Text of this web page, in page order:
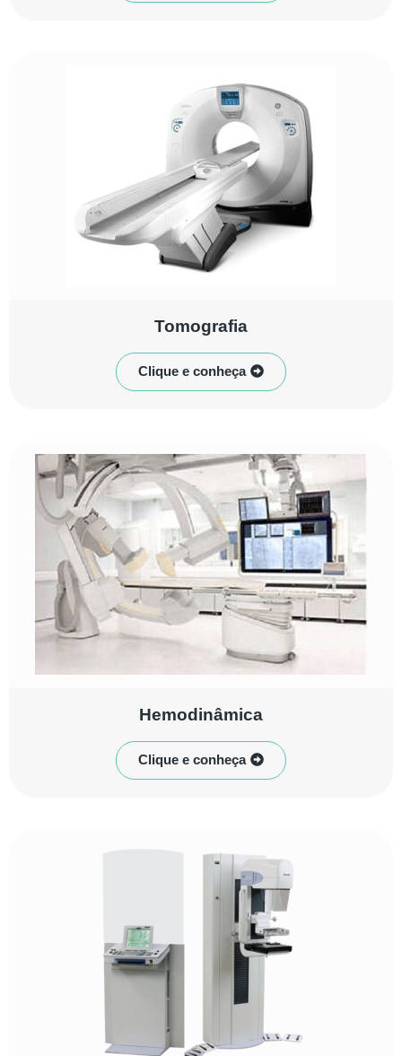
⁠Tomografia
Clique e conheça
Hemodinâmica
Clique e conheça